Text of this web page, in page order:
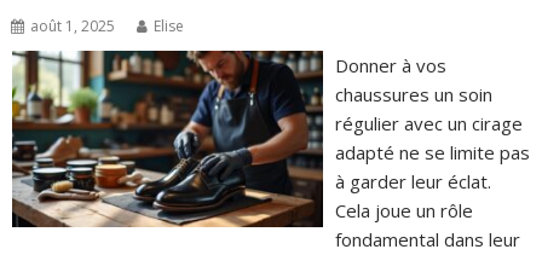
août 1, 2025 Elise
Donner à vos
chaussures un soin
régulier avec un cirage
adapté ne se limite pas
à garder leur éclat.
Cela joue un rôle
fondamental dans leur